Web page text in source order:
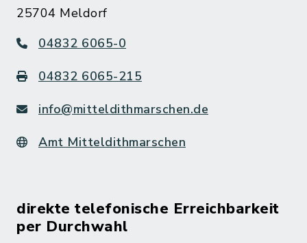
25704 Meldorf
04832 6065-0
04832 6065-215
info@mitteldithmarschen.de
Amt Mitteldithmarschen
direkte telefonische Erreichbarkeit
per Durchwahl